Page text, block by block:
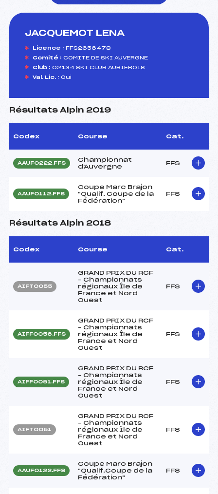
JACQUEMOT LENA
Licence : FFS2656478
Comité : COMITE DE SKI AUVERGNE
Club : 02134 SKI CLUB AUBIEROIS
Val. Lic. : Oui
Résultats Alpin 2019
Codex Course Cat.
AAUF0222.FFS
Championnat
d'Auvergne
FFS
AAUF0112.FFS
Coupe Marc Brajon
"Qualif. Coupe de la
Fédération"
FFS
Résultats Alpin 2018
Codex Course Cat.
AIFT0055
GRAND PRIX DU RCF
– Championnats
régionaux Île de
France et Nord
Ouest
FFS
AIFF0056.FFS
GRAND PRIX DU RCF
– Championnats
régionaux Île de
France et Nord
Ouest
FFS
AIFF0051.FFS
GRAND PRIX DU RCF
– Championnats
régionaux Île de
France et Nord
Ouest
FFS
AIFT0051
GRAND PRIX DU RCF
– Championnats
régionaux Île de
France et Nord
Ouest
FFS
AAUF0122.FFS
Coupe Marc Brajon
"Qualif.Coupe de la
Fédération"
FFS